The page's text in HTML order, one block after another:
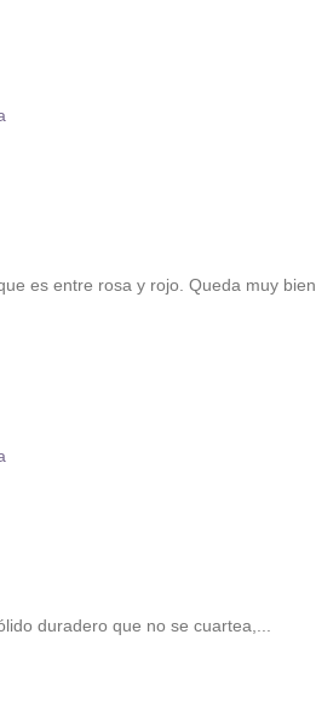
es entre rosa y rojo. Queda muy bien
duradero que no se cuartea,...